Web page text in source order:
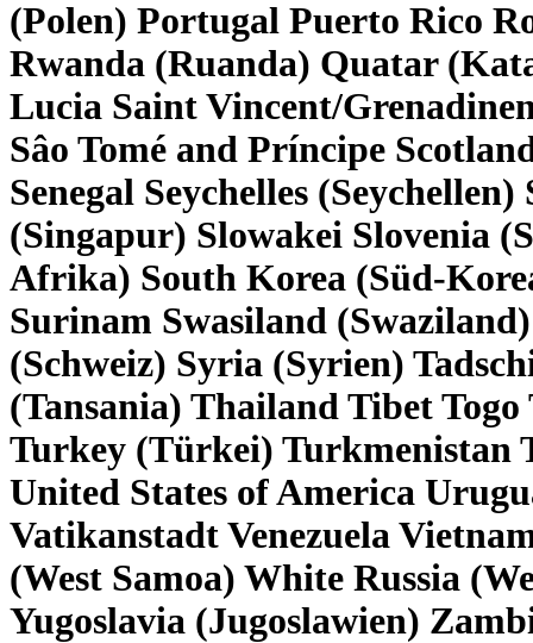
(Polen) Portugal Puerto Rico
Rwanda (Ruanda) Quatar
Lucia Saint Vincent/
Sâo Tomé and Príncipe
Senegal Seychelles
(Singapur) Slowakei Slovenia
Afrika) South Korea (Süd-
Surinam Swasiland
(Schweiz) Syria (Syrien)
(Tansania) Thailand Tibet
Turkey (Türkei) Turkmenistan
United States of America
Vatikanstadt Venezuela
(West Samoa) White Russia
Yugoslavia (Jugoslawien)